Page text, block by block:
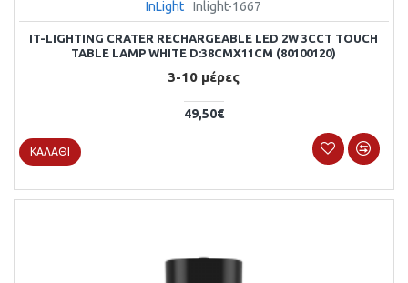
InLight Inlight-1667
IT-LIGHTING CRATER RECHARGEABLE LED 2W 3CCT TOUCH
TABLE LAMP WHITE D:38CMX11CM (80100120)
3-10 μέρες
49,50€
ΚΑΛΆΘΙ